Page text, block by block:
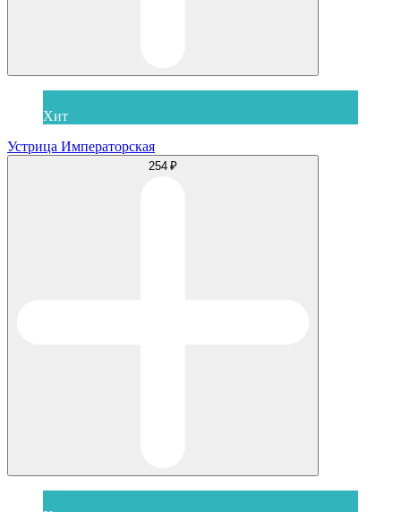
Хит
Устрица Императорская
254 ₽